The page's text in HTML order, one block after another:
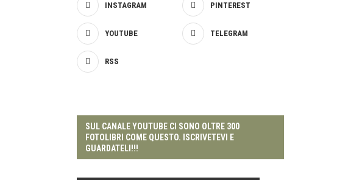
INSTAGRAM PINTEREST
YOUTUBE TELEGRAM
RSS
SUL CANALE YOUTUBE CI SONO OLTRE 300
FOTOLIBRI COME QUESTO. ISCRIVETEVI E
GUARDATELI!!!